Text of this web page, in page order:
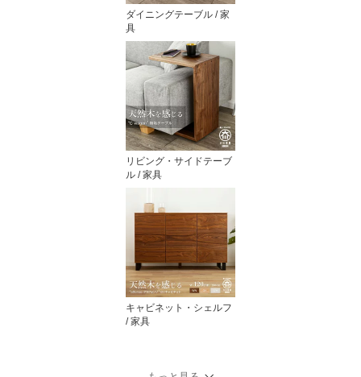
ダイニングテーブル / 家
具
リビング・サイドテーブ
ル / 家具
キャビネット・シェルフ
/ 家具